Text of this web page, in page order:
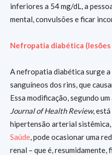
inferiores a 54 mg/dL, a
mental, convulsões e ficar
Nefropatia diabética (lesões
A nefropatia diabética surge
sanguíneos dos rins, que
Essa modificação, segundo um
Journal of Health Review,
hipertensão arterial sistêmica,
Saúde, pode ocasionar uma
renal – que é,